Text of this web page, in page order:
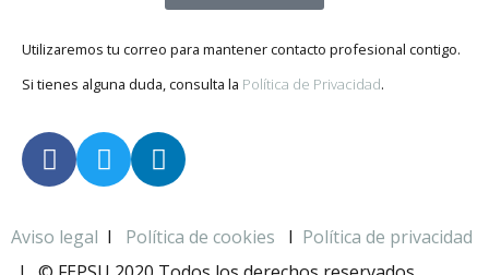
Utilizaremos tu correo para mantener contacto profesional contigo.
Si tienes alguna duda, consulta la Política de Privacidad.
Aviso legal I Política de cookies I Política de privacidad